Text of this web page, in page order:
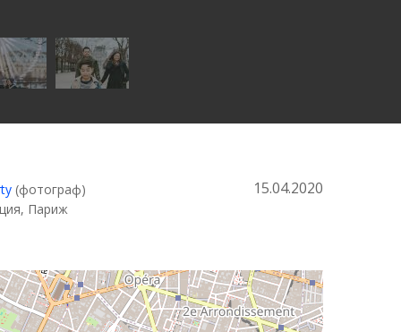
(фотограф)
Париж
15.04.2020